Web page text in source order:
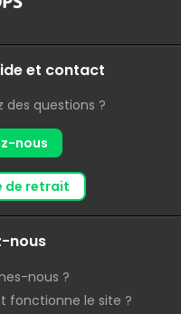
et contact
des questions ?
nous
de retrait
nous
nous ?
fonctionne le site ?